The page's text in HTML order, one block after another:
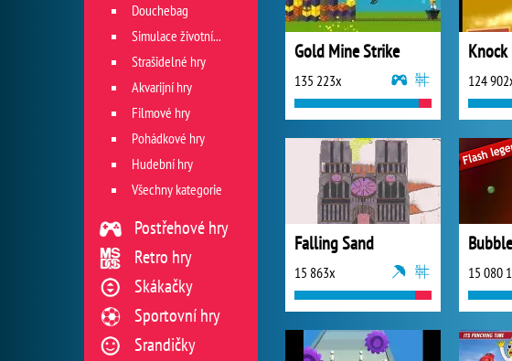
Gold Mine Strike
135 223x 124
Falling Sand
15 863x 15 080
Douchebag
Simulace životních situací
Strašidelné hry
Akvarijní hry
Filmové hry
Pohádkové hry
Hudební hry
Všechny kategorie
Postřehové hry
Retro hry
Skákačky
Sportovní hry
Srandičky